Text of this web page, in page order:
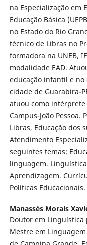
na Especialização em
Educação Básica
no Estado do Rio
técnico de Libras no
formadora na UNEB,
modalidade EAD.
educação infantil e no
cidade de Guarabira-
atuou como intérprete
Campus-João Pessoa.
Libras, Educação dos
Atendimento
seguintes temas:
linguagem.
Aprendizagem.
Políticas Educacionais.
Manassés Morais
Doutor em Linguística
Mestre em
de Campina Grande.